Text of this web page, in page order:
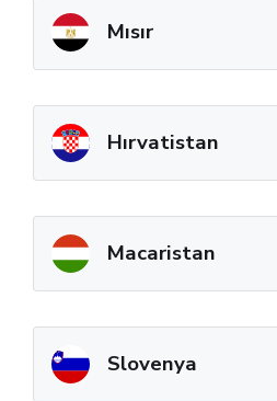
Mısır
Hırvatistan
Macaristan
Slovenya